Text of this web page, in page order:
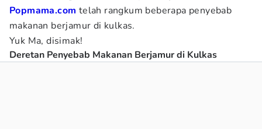
Popmama.com telah rangkum beberapa penyebab
makanan berjamur di kulkas.
Yuk Ma, disimak!
Deretan Penyebab Makanan Berjamur di Kulkas